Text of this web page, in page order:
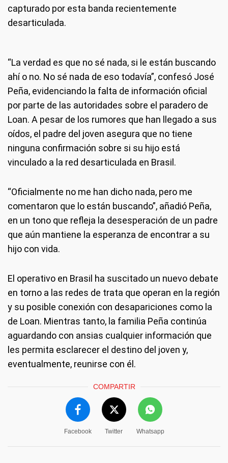
capturado por esta banda recientemente
desarticulada.
“La verdad es que no sé nada, si le están buscando
ahí o no. No sé nada de eso todavía”, confesó José
Peña, evidenciando la falta de información oficial
por parte de las autoridades sobre el paradero de
Loan. A pesar de los rumores que han llegado a sus
oídos, el padre del joven asegura que no tiene
ninguna confirmación sobre si su hijo está
vinculado a la red desarticulada en Brasil.
“Oficialmente no me han dicho nada, pero me
comentaron que lo están buscando”, añadió Peña,
en un tono que refleja la desesperación de un padre
que aún mantiene la esperanza de encontrar a su
hijo con vida.
El operativo en Brasil ha suscitado un nuevo debate
en torno a las redes de trata que operan en la región
y su posible conexión con desapariciones como la
de Loan. Mientras tanto, la familia Peña continúa
aguardando con ansias cualquier información que
les permita esclarecer el destino del joven y,
eventualmente, reunirse con él.
COMPARTIR
Facebook Twitter Whatsapp